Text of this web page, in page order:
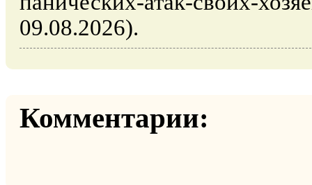
09.08.2026).
Комментарии: